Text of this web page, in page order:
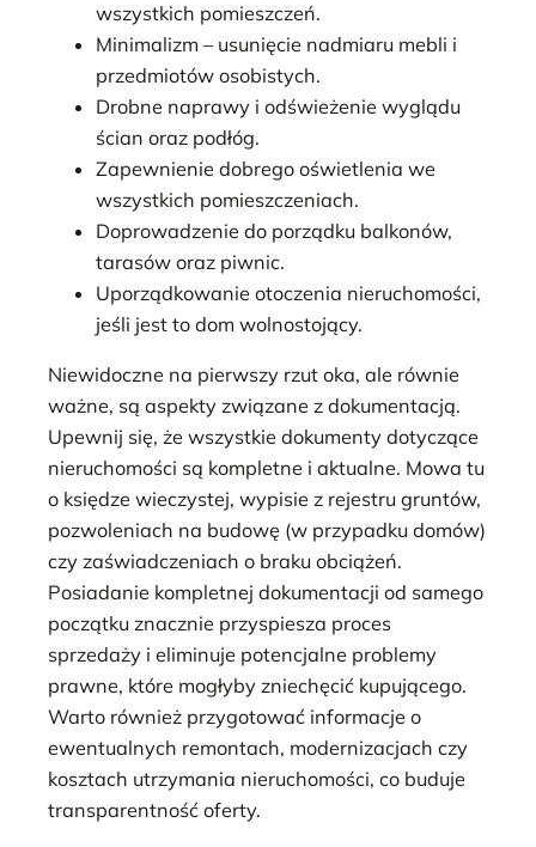
wszystkich pomieszczeń.
Minimalizm – usunięcie nadmiaru mebli i
przedmiotów osobistych.
Drobne naprawy i odświeżenie wyglądu
ścian oraz podłóg.
Zapewnienie dobrego oświetlenia we
wszystkich pomieszczeniach.
Doprowadzenie do porządku balkonów,
tarasów oraz piwnic.
Uporządkowanie otoczenia nieruchomości,
jeśli jest to dom wolnostojący.
Niewidoczne na pierwszy rzut oka, ale równie
ważne, są aspekty związane z dokumentacją.
Upewnij się, że wszystkie dokumenty dotyczące
nieruchomości są kompletne i aktualne. Mowa tu
o księdze wieczystej, wypisie z rejestru gruntów,
pozwoleniach na budowę (w przypadku domów)
czy zaświadczeniach o braku obciążeń.
Posiadanie kompletnej dokumentacji od samego
początku znacznie przyspiesza proces
sprzedaży i eliminuje potencjalne problemy
prawne, które mogłyby zniechęcić kupującego.
Warto również przygotować informacje o
ewentualnych remontach, modernizacjach czy
kosztach utrzymania nieruchomości, co buduje
transparentność oferty.